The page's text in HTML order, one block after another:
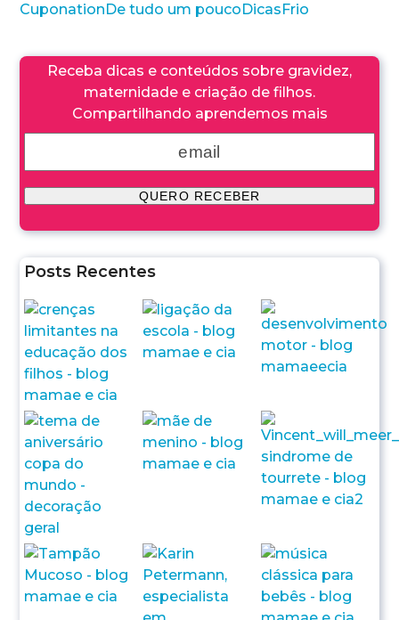
CuponationDe tudo um poucoDicasFrio
Receba dicas e conteúdos sobre gravidez,
maternidade e criação de filhos.
Compartilhando aprendemos mais
Posts Recentes